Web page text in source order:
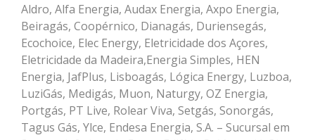
Aldro, Alfa Energia, Audax Energia, Axpo Energia,
Beiragás, Coopérnico, Dianagás, Duriensegás,
Ecochoice, Elec Energy, Eletricidade dos Açores,
Eletricidade da Madeira,Energia Simples, HEN
Energia, JafPlus, Lisboagás, Lógica Energy, Luzboa,
LuziGás, Medigás, Muon, Naturgy, OZ Energia,
Portgás, PT Live, Rolear Viva, Setgás, Sonorgás,
Tagus Gás, Ylce, Endesa Energia, S.A. – Sucursal em